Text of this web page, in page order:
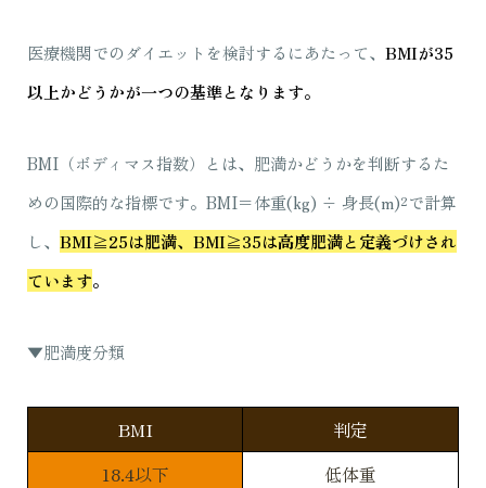
医療機関でのダイエットを検討するにあたって、 BMIが35
以上かどうかが一つの基準となります。
BMI（ボディマス指数）とは、肥満かどうかを判断するた
めの国際的な指標です。BMI＝体重(kg) ÷ 身長(m)²で計算
し、 BMI≧25は肥満、BMI≧35は高度肥満と定義づけされ
ています。
▼肥満度分類
BMI
判定
18.4以下
低体重